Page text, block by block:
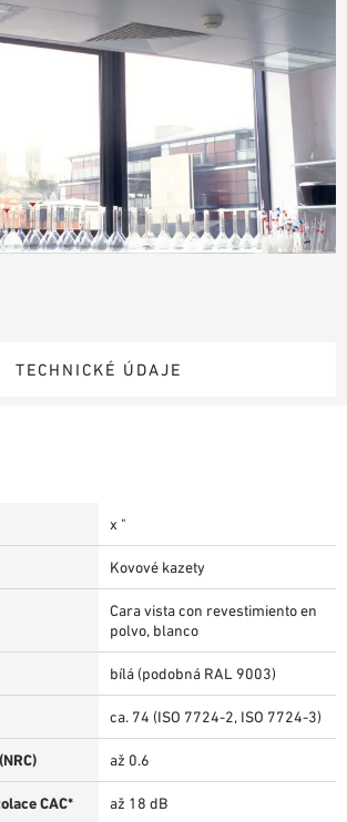
TECHNICKÉ ÚDAJE
x "
Kovové kazety
Cara vista con revestimiento en
polvo, blanco
bílá (podobná RAL 9003)
ca. 74 (ISO 7724-2, ISO 7724-3)
až 0.6
CAC* až 18 dB